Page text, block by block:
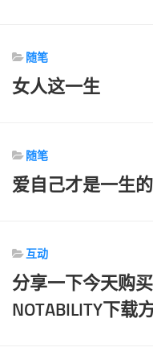
随笔
女人这一生
随笔
爱自己才是一生
互动
分享一下今天购
NOTABILITY下载